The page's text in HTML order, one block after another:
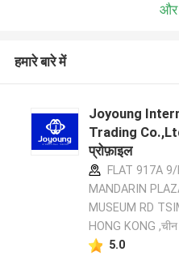
और
हमारे बारे में
Joyoung
Trading Co.,Ltd
प्रोफ़ाइल
FLAT 917A
MANDARIN
MUSEUM RD
HONG KONG ,चीन
5.0